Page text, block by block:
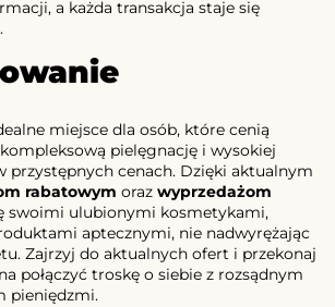
a każda transakcja staje się
miejsce dla osób, które cenią
pielęgnację i wysokiej
przystępnych cenach. Dzięki aktualnym
rabatowym oraz wyprzedażom
swoimi ulubionymi kosmetykami,
aptecznymi, nie nadwyrężając
Zajrzyj do aktualnych ofert i przekonaj
połączyć troskę o siebie z rozsądnym
pieniędzmi.